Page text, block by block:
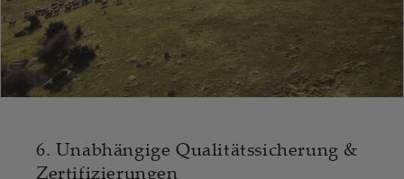
6. Unabhängige Qualitätssicherung &
Zertifizierungen